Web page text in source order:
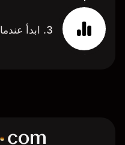
3. ابدأ عندما تكون مستعدًا